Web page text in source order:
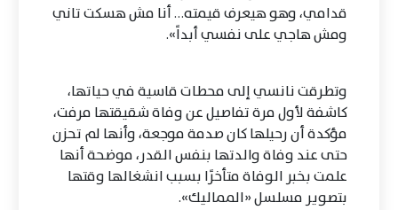
قدامي، وهو هيعرف قيمته… أنا مش هسكت تاني
ومش هاجي على نفسي أبداً».
وتطرقت نانسي إلى محطات قاسية في حياتها،
كاشفة لأول مرة تفاصيل عن وفاة شقيقتها مرفت،
مؤكدة أن رحيلها كان صدمة موجعة، وأنها لم تحزن
حتى عند وفاة والدتها بنفس القدر، موضحة أنها
علمت بخبر الوفاة متأخرًا بسبب انشغالها وقتها
بتصوير مسلسل «المماليك».